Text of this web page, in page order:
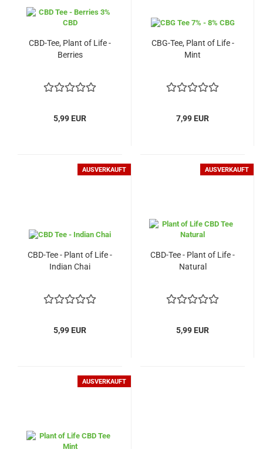
CBD-Tee, Plant of Life -
Berries
5,99 EUR
CBG-Tee, Plant of Life -
Mint
7,99 EUR
AUSVERKAUFT
CBD-Tee - Plant of Life -
Indian Chai
5,99 EUR
AUSVERKAUFT
CBD-Tee - Plant of Life -
Natural
5,99 EUR
AUSVERKAUFT